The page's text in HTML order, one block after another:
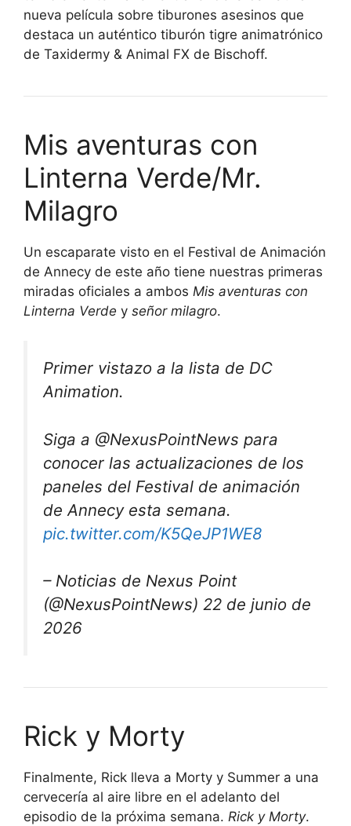
nueva película sobre tiburones asesinos que
destaca un auténtico tiburón tigre animatrónico
de Taxidermy & Animal FX de Bischoff.
Mis aventuras con
Linterna Verde/Mr.
Milagro
Un escaparate visto en el Festival de Animación
de Annecy de este año tiene nuestras primeras
miradas oficiales a ambos Mis aventuras con
Linterna Verde y señor milagro.
Primer vistazo a la lista de DC
Animation.
Siga a @NexusPointNews para
conocer las actualizaciones de los
paneles del Festival de animación
de Annecy esta semana.
pic.twitter.com/K5QeJP1WE8
– Noticias de Nexus Point
(@NexusPointNews) 22 de junio de
2026
Rick y Morty
Finalmente, Rick lleva a Morty y Summer a una
cervecería al aire libre en el adelanto del
episodio de la próxima semana. Rick y Morty.